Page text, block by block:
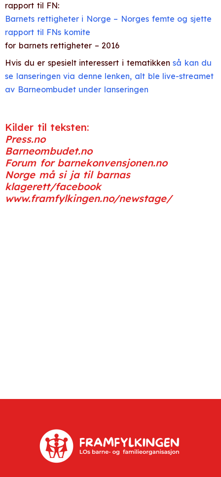
rapport til FN:
Barnets rettigheter i Norge – Norges femte og sjette
rapport til FNs komite
for barnets rettigheter – 2016
Hvis du er spesielt interessert i tematikkenså kan du
se lanseringen via denne lenken, alt ble live-streamet
av Barneombudet under lanseringen
Kilder til teksten:
Press.no
Barneombudet.no
Forum for barnekonvensjonen.no
Norge må si ja til barnas
klagerett/facebook
www.framfylkingen.no/newstage/